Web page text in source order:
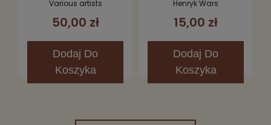
Various artists
50,00 zł
Dodaj Do
Koszyka
2CD
Henryk Wars
15,00 zł
Dodaj Do
Koszyka